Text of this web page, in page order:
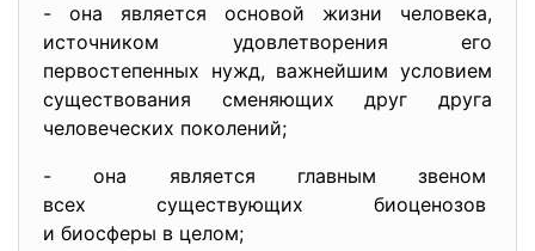
- она является основой жизни человека,
источником удовлетворения его
первостепенных нужд, важнейшим условием
существования сменяющих друг друга
человеческих поколений;
- она является главным звеном
всех существующих биоценозов
и биосферы в целом;